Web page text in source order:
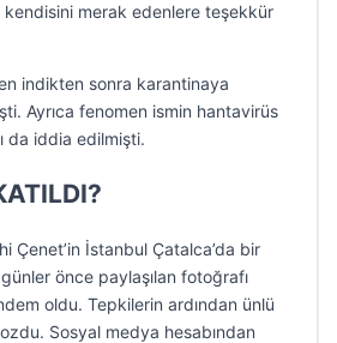
kendisini merak edenlere teşekkür
indikten sonra karantinaya
Ayrıca fenomen ismin hantavirüs
da iddia edilmişti.
Çenet’in İstanbul Çatalca’da bir
önce paylaşılan fotoğrafı
oldu. Tepkilerin ardından ünlü
Sosyal medya hesabından